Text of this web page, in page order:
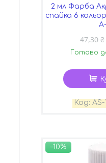
2 мл Фарба
спайка 6
47,30 ₴
Готово
AS-
–10%